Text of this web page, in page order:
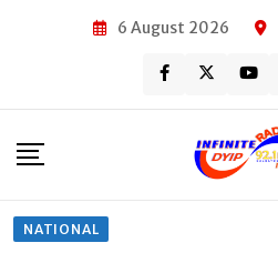
6 August 2026
NATIONAL